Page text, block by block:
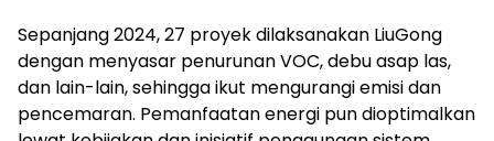
Sepanjang 2024, 27 proyek dilaksanakan LiuGong
dengan menyasar penurunan VOC, debu asap las,
dan lain-lain, sehingga ikut mengurangi emisi dan
pencemaran. Pemanfaatan energi pun dioptimalkan